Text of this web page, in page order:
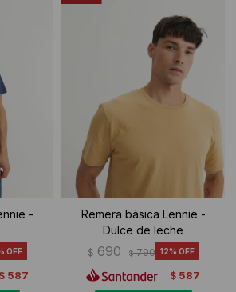
-
$ 587
Remera básica Lennie -
Dulce de leche
$ 690 $ 790 12
$ 587